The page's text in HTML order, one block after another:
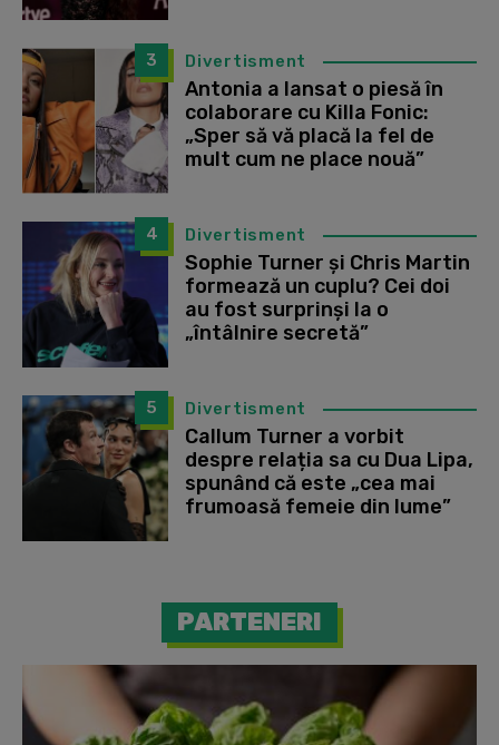
3 Divertisment
Antonia a lansat o piesă în
colaborare cu Killa Fonic:
„Sper să vă placă la fel de
mult cum ne place nouă”
4 Divertisment
Sophie Turner și Chris Martin
formează un cuplu? Cei doi
au fost surprinși la o
„întâlnire secretă”
5 Divertisment
Callum Turner a vorbit
despre relația sa cu Dua Lipa,
spunând că este „cea mai
frumoasă femeie din lume”
PARTENERI